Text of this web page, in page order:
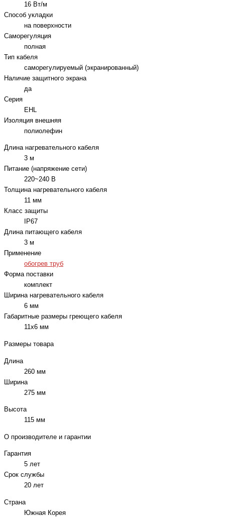
16 Вт/м
Способ укладки
на поверхности
Саморегуляция
полная
Тип кабеля
саморегулируемый (экранированный)
Наличие защитного экрана
да
Серия
EHL
Изоляция внешняя
полиолефин
Длина нагревательного кабеля
3 м
Питание (напряжение сети)
220~240 В
Толщина нагревательного кабеля
11 мм
Класс защиты
IP67
Длина питающего кабеля
3 м
Применение
обогрев труб
Форма поставки
комплект
Ширина нагревательного кабеля
6 мм
Габаритные размеры греющего кабеля
11х6 мм
Размеры товара
Длина
260 мм
Ширина
275 мм
Высота
115 мм
О производителе и гарантии
Гарантия
5 лет
Срок службы
20 лет
Страна
Южная Корея